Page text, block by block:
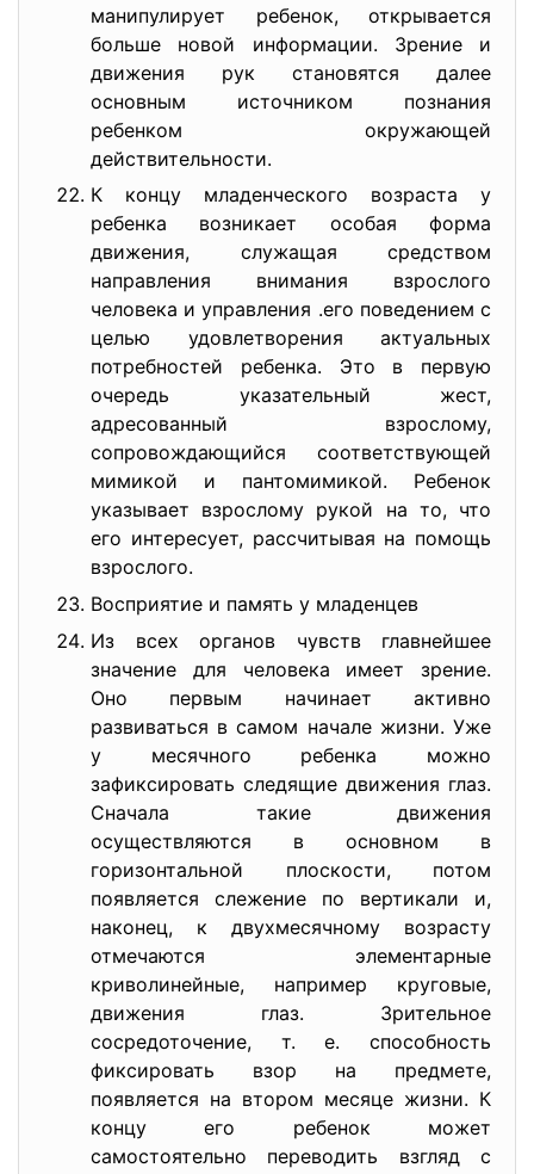
манипулирует ребенок, открывается
больше новой информации. Зрение и
движения рук становятся далее
основным источником познания
ребенком окружающей
действительности.
К концу младенческого возраста у
ребенка возникает особая форма
движения, служащая средством
направления внимания взрослого
человека и управления .его поведением с
целью удовлетворения актуальных
потребностей ребенка. Это в первую
очередь указательный жест,
адресованный взрослому,
сопровождающийся соответствующей
мимикой и пантомимикой. Ребенок
указывает взрослому рукой на то, что
его интересует, рассчитывая на помощь
взрослого.
Восприятие и память у младенцев
Из всех органов чувств главнейшее
значение для человека имеет зрение.
Оно первым начинает активно
развиваться в самом начале жизни. Уже
у месячного ребенка можно
зафиксировать следящие движения глаз.
Сначала такие движения
осуществляются в основном в
горизонтальной плоскости, потом
появляется слежение по вертикали и,
наконец, к двухмесячному возрасту
отмечаются элементарные
криволинейные, например круговые,
движения глаз. Зрительное
сосредоточение, т. е. способность
фиксировать взор на предмете,
появляется на втором месяце жизни. К
концу его ребенок может
самостоятельно переводить взгляд с